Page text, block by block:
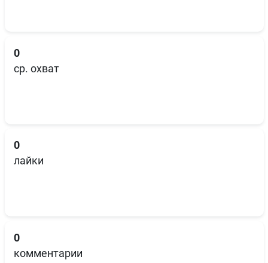
0
ср. охват
0
лайки
0
комментарии